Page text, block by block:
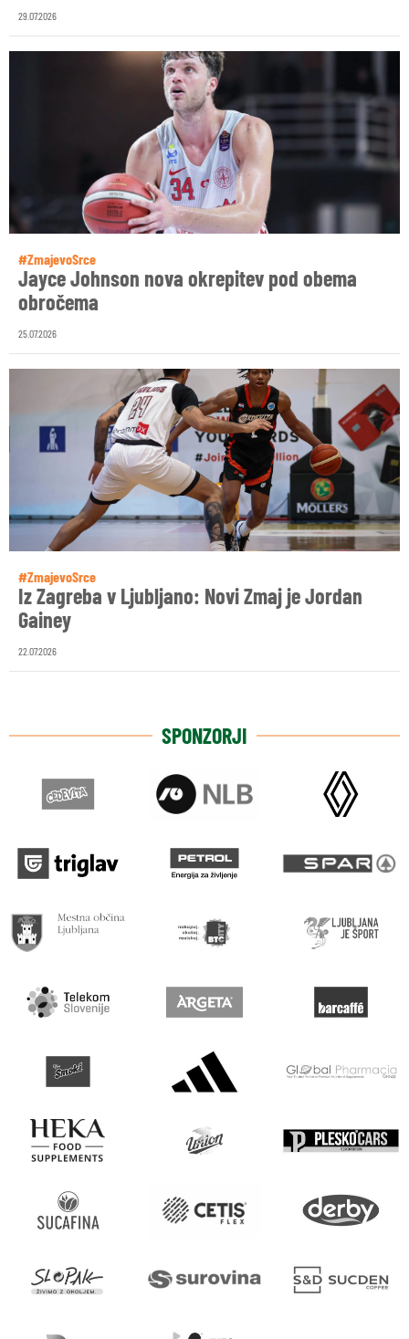
29.07.2026
#ZmajevoSrce
Jayce Johnson nova okrepitev pod obema
obročema
25.07.2026
#ZmajevoSrce
Iz Zagreba v Ljubljano: Novi Zmaj je Jordan
Gainey
22.07.2026
SPONZORJI